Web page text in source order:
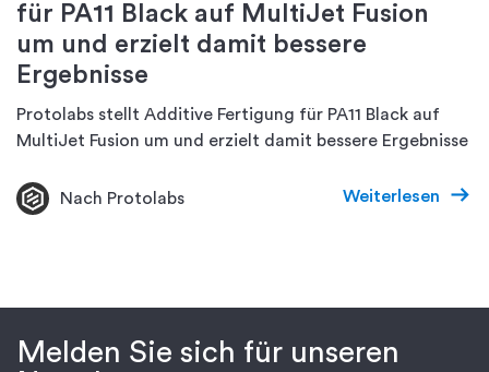
für PA11 Black auf MultiJet Fusion
um und erzielt damit bessere
Ergebnisse
Protolabs stellt Additive Fertigung für PA11 Black auf
MultiJet Fusion um und erzielt damit bessere Ergebnisse
Nach Protolabs Weiterlesen
Melden Sie sich für unseren